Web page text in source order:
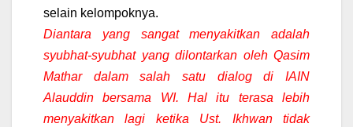
selain kelompoknya.
Diantara yang sangat menyakitkan adalah
syubhat-syubhat yang dilontarkan oleh Qasim
Mathar dalam salah satu dialog di IAIN
Alauddin bersama WI. Hal itu terasa lebih
menyakitkan lagi ketika Ust. Ikhwan tidak